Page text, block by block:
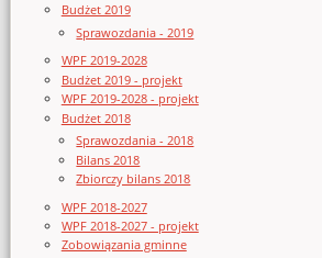
Budżet 2019
Sprawozdania - 2019
WPF 2019-2028
Budżet 2019 - projekt
WPF 2019-2028 - projekt
Budżet 2018
Sprawozdania - 2018
Bilans 2018
Zbiorczy bilans 2018
WPF 2018-2027
WPF 2018-2027 - projekt
Zobowiązania gminne